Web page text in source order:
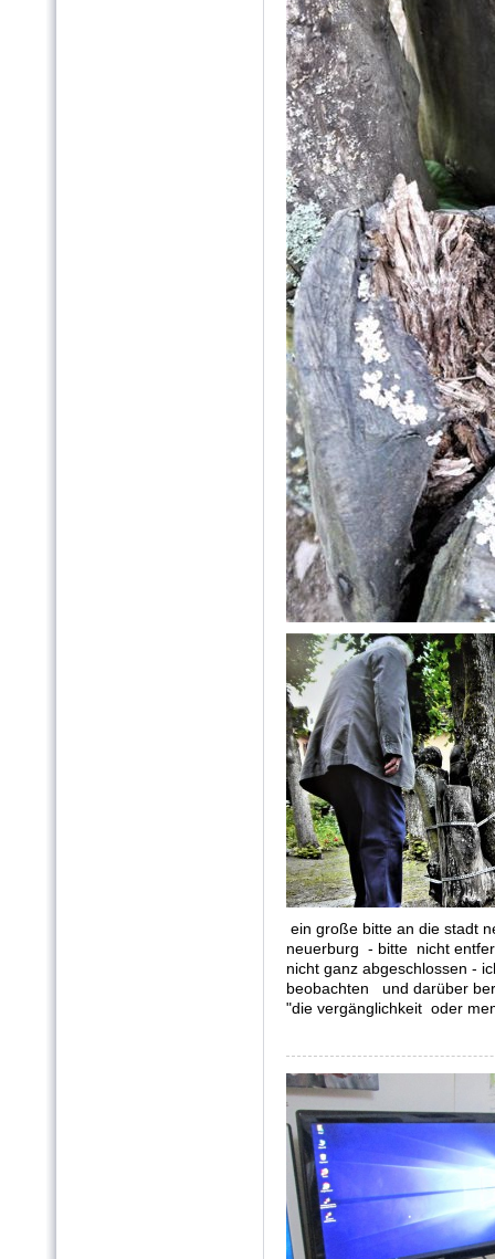
ein große bitte an die stadt
neuerburg - bitte nicht
nicht ganz abgeschlossen -
beobachten und darüber
"die vergänglichkeit oder